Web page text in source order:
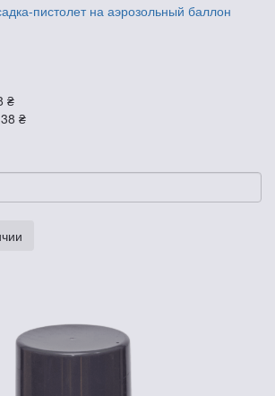
пистолет на аэрозольный баллон
₴
₴